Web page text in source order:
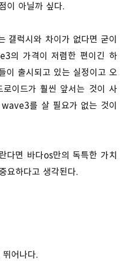
이 아닐까 싶다.
갤럭시와 차이가 없다면 굳이
의 가격이 저렴한 편이긴 하
이 출시되고 있는 실정이고 오
로이드가 훨씬 앞서는 것이 사
를 살 필요가 없는 것이
다면 바다os만의 독특한 가치
요하다고 생각된다.
어나다.